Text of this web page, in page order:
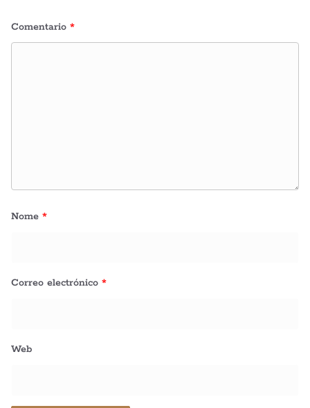
Comentario *
Nome *
Correo electrónico *
Web